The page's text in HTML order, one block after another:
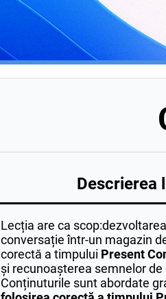
Descrierea
Lecția are ca
conversație într-un magazin
corectă a timpului Present
și recunoașterea semnelor de
Conținuturile sunt abordate